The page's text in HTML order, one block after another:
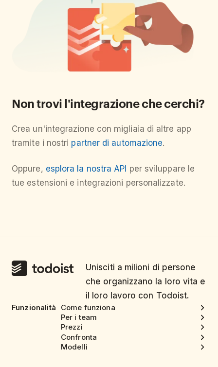
Non trovi l'integrazione che cerchi?
Crea un'integrazione con migliaia di altre app
tramite i nostri partner di automazione.
Oppure, esplora la nostra API per sviluppare le
tue estensioni e integrazioni personalizzate.
Unisciti a milioni di persone
che organizzano la loro vita e
il loro lavoro con Todoist.
Funzionalità
Come funziona
Per i team
Prezzi
Confronta
Modelli